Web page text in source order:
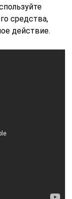
средства,
действие.